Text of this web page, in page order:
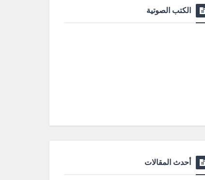
الكتب الصوتية
أحدث المقالات